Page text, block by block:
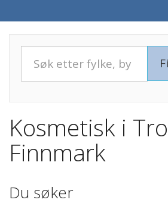
Kosmetisk i
Finnmark
Du søker